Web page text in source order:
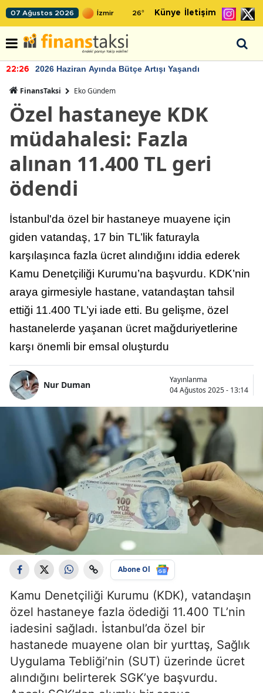
07 Ağustos 2026 26° Künye İletişim
22:26 2026 Haziran Ayında Bütçe Artışı Yaşandı
FinansTaksi Eko Gündem
Özel hastaneye KDK
müdahalesi: Fazla
alınan 11.400 TL geri
ödendi
İstanbul'da özel bir hastaneye muayene için
giden vatandaş, 17 bin TL’lik faturayla
karşılaşınca fazla ücret alındığını iddia ederek
Kamu Denetçiliği Kurumu’na başvurdu. KDK’nin
araya girmesiyle hastane, vatandaştan tahsil
ettiği 11.400 TL’yi iade etti. Bu gelişme, özel
hastanelerde yaşanan ücret mağduriyetlerine
karşı önemli bir emsal oluşturdu
Nur Duman
Yayınlanma
04 Ağustos 2025 - 13:14
Abone Ol
Kamu Denetçiliği Kurumu (KDK), vatandaşın
özel hastaneye fazla ödediği 11.400 TL’nin
iadesini sağladı. İstanbul’da özel bir
hastanede muayene olan bir yurttaş, Sağlık
Uygulama Tebliği’nin (SUT) üzerinde ücret
alındığını belirterek SGK’ye başvurdu.